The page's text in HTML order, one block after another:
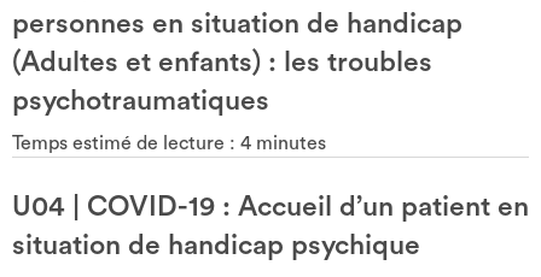
personnes en situation de handicap
(Adultes et enfants) : les troubles
psychotraumatiques
Temps estimé de lecture : 4 minutes
U04
COVID-19 : Accueil d’un patient en
situation de handicap psychique